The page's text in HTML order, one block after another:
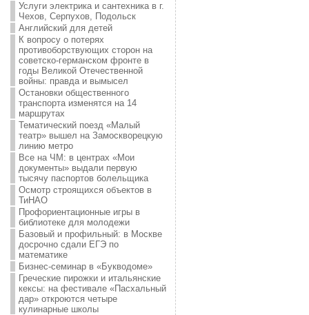
Услуги электрика и сантехника в г.
Чехов, Серпухов, Подольск
Английский для детей
К вопросу о потерях
противоборствующих сторон на
советско-германском фронте в
годы Великой Отечественной
войны: правда и вымысел
Остановки общественного
транспорта изменятся на 14
маршрутах
Тематический поезд «Малый
театр» вышел на Замоскворецкую
линию метро
Все на ЧМ: в центрах «Мои
документы» выдали первую
тысячу паспортов болельщика
Осмотр строящихся объектов в
ТиНАО
Профориентационные игры в
библиотеке для молодежи
Базовый и профильный: в Москве
досрочно сдали ЕГЭ по
математике
Бизнес-семинар в «Букводоме»
Греческие пирожки и итальянские
кексы: на фестивале «Пасхальный
дар» откроются четыре
кулинарные школы